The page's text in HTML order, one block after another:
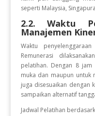
seperti Malaysia,
2.2. Waktu
Manajemen
Waktu
Remunerasi
pelatihan. Dengan 8
muka dan maupun
juga disesuaikan dengan
sampaikan alternatif
Jadwal Pelatihan